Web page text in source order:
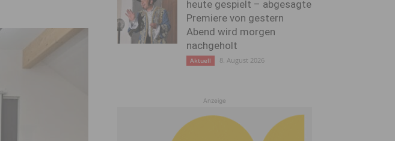
heute gespielt – abgesagte
Premiere von gestern
Abend wird morgen
nachgeholt
Aktuell 8. August 2026
Anzeige